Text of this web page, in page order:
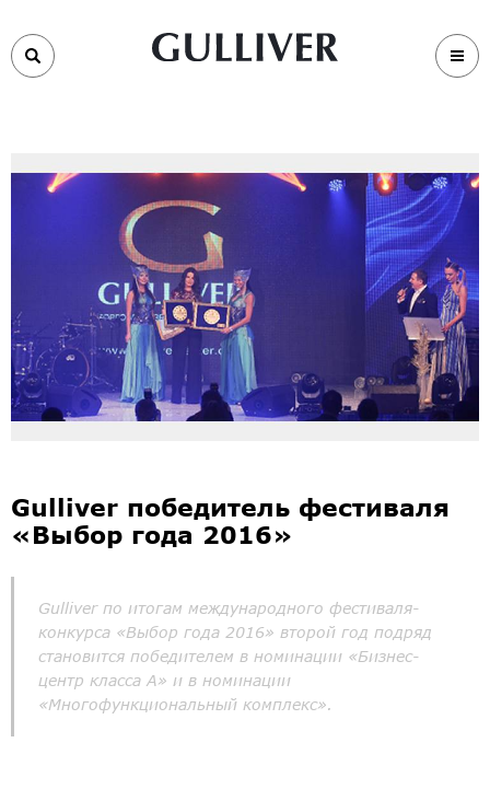
Gulliver победитель фестиваля
«Выбор года 2016»
Gulliver по итогам международного фестиваля-
конкурса «Выбор года 2016» второй год подряд
становится победителем в номинации «Бизнес-
центр класса А» и в номинации
«Многофункциональный комплекс».